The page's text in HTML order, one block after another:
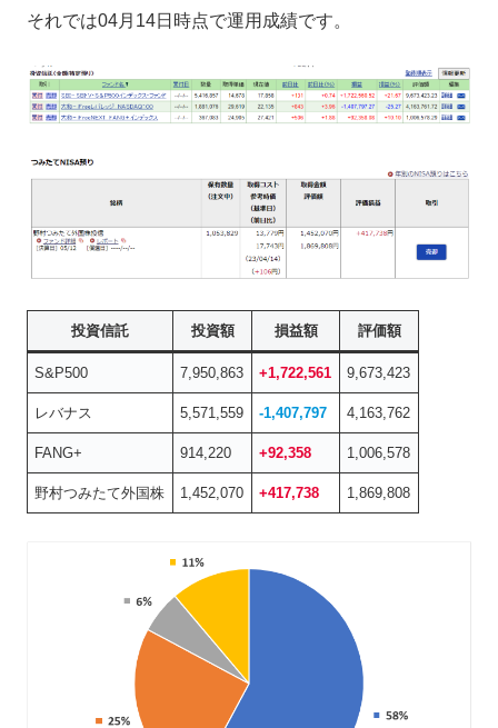
それでは04月14日時点で運用成績です。
投資信託 投資額 損益額 評価額
S&P500 7,950,863 +1,722,561 9,673,423
レバナス 5,571,559 -1,407,797 4,163,762
FANG+ 914,220 +92,358 1,006,578
野村つみたて外国株 1,452,070 +417,738 1,869,808